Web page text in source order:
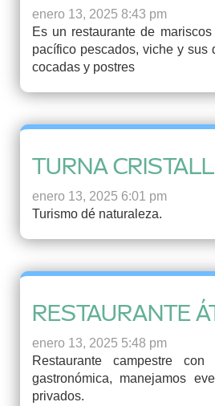
enero 13, 2025 8:43 pm
Es un restaurante de
pacífico pescados, viche y sus
cocadas y postres
TURNA
enero 13, 2025 6:01 pm
Turismo dé naturaleza.
RESTAURANTE
enero 13, 2025 5:48 pm
Restaurante campestre con
gastronómica, manejamos
privados.